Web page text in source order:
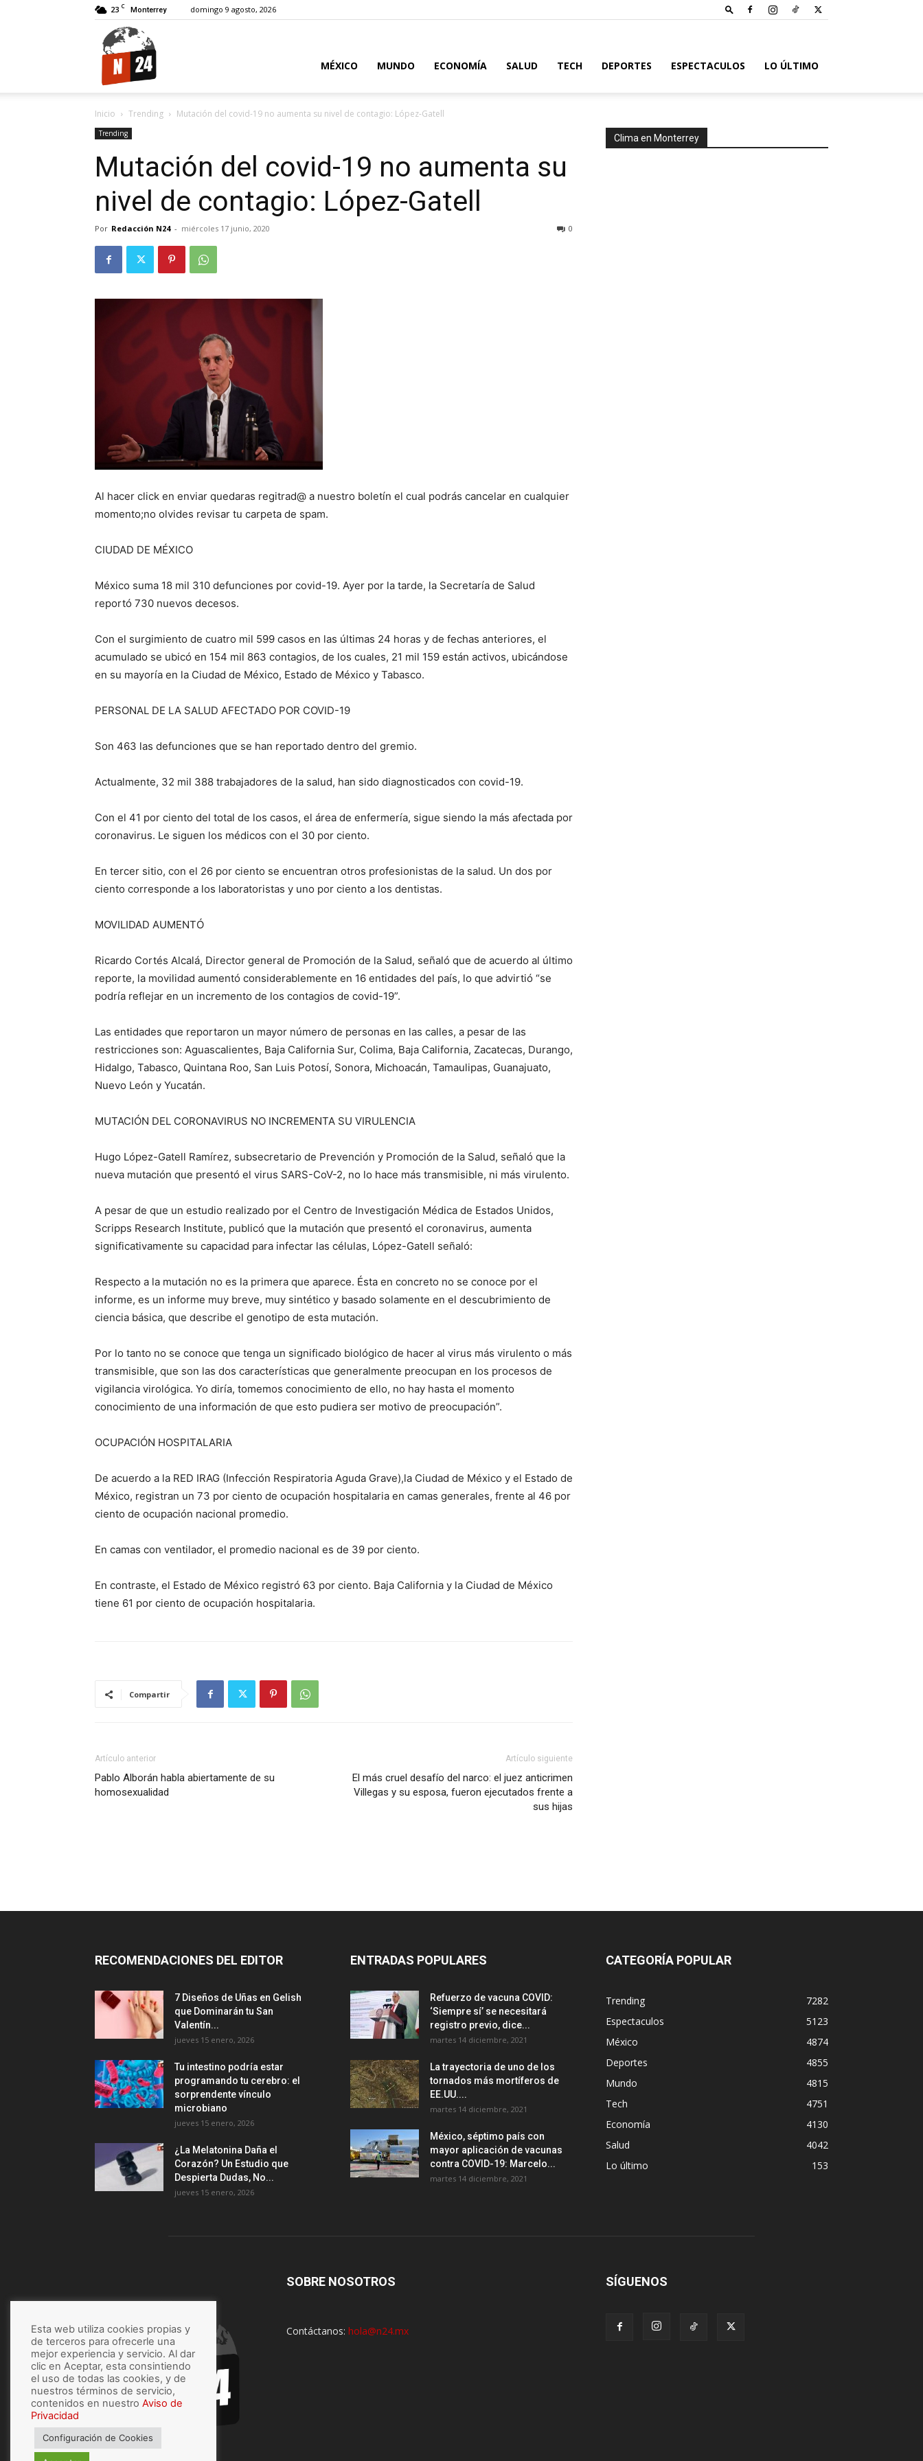
23 C Monterrey domingo 9 agosto, 2026
MÉXICO MUNDO ECONOMÍA SALUD TECH DEPORTES ESPECTACULOS LO ÚLTIMO
Inicio Trending Mutación del covid-19 no aumenta su nivel de contagio: López-Gatell
Trending
Mutación del covid-19 no aumenta su
nivel de contagio: López-Gatell
Por Redacción N24 - miércoles 17 junio, 2020 0
Al hacer click en enviar quedaras regitrad@ a nuestro boletín el cual podrás cancelar en cualquier
momento;no olvides revisar tu carpeta de spam.
CIUDAD DE MÉXICO
México suma 18 mil 310 defunciones por covid-19. Ayer por la tarde, la Secretaría de Salud
reportó 730 nuevos decesos.
Con el surgimiento de cuatro mil 599 casos en las últimas 24 horas y de fechas anteriores, el
acumulado se ubicó en 154 mil 863 contagios, de los cuales, 21 mil 159 están activos, ubicándose
en su mayoría en la Ciudad de México, Estado de México y Tabasco.
PERSONAL DE LA SALUD AFECTADO POR COVID-19
Son 463 las defunciones que se han reportado dentro del gremio.
Actualmente, 32 mil 388 trabajadores de la salud, han sido diagnosticados con covid-19.
Con el 41 por ciento del total de los casos, el área de enfermería, sigue siendo la más afectada por
coronavirus. Le siguen los médicos con el 30 por ciento.
En tercer sitio, con el 26 por ciento se encuentran otros profesionistas de la salud. Un dos por
ciento corresponde a los laboratoristas y uno por ciento a los dentistas.
MOVILIDAD AUMENTÓ
Ricardo Cortés Alcalá, Director general de Promoción de la Salud, señaló que de acuerdo al último
reporte, la movilidad aumentó considerablemente en 16 entidades del país, lo que advirtió “se
podría reflejar en un incremento de los contagios de covid-19”.
Las entidades que reportaron un mayor número de personas en las calles, a pesar de las
restricciones son: Aguascalientes, Baja California Sur, Colima, Baja California, Zacatecas, Durango,
Hidalgo, Tabasco, Quintana Roo, San Luis Potosí, Sonora, Michoacán, Tamaulipas, Guanajuato,
Nuevo León y Yucatán.
MUTACIÓN DEL CORONAVIRUS NO INCREMENTA SU VIRULENCIA
Hugo López-Gatell Ramírez, subsecretario de Prevención y Promoción de la Salud, señaló que la
nueva mutación que presentó el virus SARS-CoV-2, no lo hace más transmisible, ni más virulento.
A pesar de que un estudio realizado por el Centro de Investigación Médica de Estados Unidos,
Scripps Research Institute, publicó que la mutación que presentó el coronavirus, aumenta
significativamente su capacidad para infectar las células, López-Gatell señaló:
Respecto a la mutación no es la primera que aparece. Ésta en concreto no se conoce por el
informe, es un informe muy breve, muy sintético y basado solamente en el descubrimiento de
ciencia básica, que describe el genotipo de esta mutación.
Por lo tanto no se conoce que tenga un significado biológico de hacer al virus más virulento o más
transmisible, que son las dos características que generalmente preocupan en los procesos de
vigilancia virológica. Yo diría, tomemos conocimiento de ello, no hay hasta el momento
conocimiento de una información de que esto pudiera ser motivo de preocupación”.
OCUPACIÓN HOSPITALARIA
De acuerdo a la RED IRAG (Infección Respiratoria Aguda Grave),la Ciudad de México y el Estado de
México, registran un 73 por ciento de ocupación hospitalaria en camas generales, frente al 46 por
ciento de ocupación nacional promedio.
En camas con ventilador, el promedio nacional es de 39 por ciento.
En contraste, el Estado de México registró 63 por ciento. Baja California y la Ciudad de México
tiene 61 por ciento de ocupación hospitalaria.
Compartir
Artículo anterior
Pablo Alborán habla abiertamente de su
homosexualidad
Artículo siguiente
El más cruel desafío del narco: el juez anticrimen
Villegas y su esposa, fueron ejecutados frente a
sus hijas
Clima en Monterrey
RECOMENDACIONES DEL EDITOR
7 Diseños de Uñas en Gelish
que Dominarán tu San
Valentín...
jueves 15 enero, 2026
Tu intestino podría estar
programando tu cerebro: el
sorprendente vínculo
microbiano
jueves 15 enero, 2026
¿La Melatonina Daña el
Corazón? Un Estudio que
Despierta Dudas, No...
jueves 15 enero, 2026
ENTRADAS POPULARES
Refuerzo de vacuna COVID:
‘Siempre sí’ se necesitará
registro previo, dice...
martes 14 diciembre, 2021
La trayectoria de uno de los
tornados más mortíferos de
EE.UU....
martes 14 diciembre, 2021
México, séptimo país con
mayor aplicación de vacunas
contra COVID-19: Marcelo...
martes 14 diciembre, 2021
CATEGORÍA POPULAR
Trending
7282
Espectaculos
5123
México
4874
Deportes
4855
Mundo
4815
Tech
4751
Economía
4130
Salud
4042
Lo último
153
SOBRE NOSOTROS
Contáctanos: hola@n24.mx
SÍGUENOS
Esta web utiliza cookies propias y
de terceros para ofrecerle una
mejor experiencia y servicio. Al dar
clic en Aceptar, esta consintiendo
el uso de todas las cookies, y de
nuestros términos de servicio,
contenidos en nuestro Aviso de
Privacidad
Configuración de Cookies